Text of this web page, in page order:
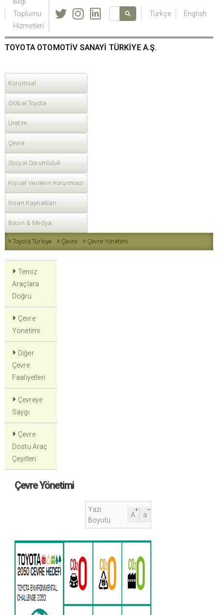
Toplumu
Hizmetleri
Türkçe English
TOYOTA OTOMOTİV SANAYİ TÜRKİYE A.Ş.
Kurumsal
Global Toyota
Üretim
Çevre
Sosyal Sorumluluk
Kişisel Verilerin Korunması
İnsan Kaynakları
Basın & Medya
Çevre Yönetimi
Çevre
Toyota Türkiye
Temiz
Araçlara
Doğru
Çevre
Yönetimi
Diğer
Çevre
Faaliyetleri
Çevreye
Saygı
Çevre
Dostu Araç
Çeşitleri
Çevre Yönetimi
Yazı
Boyutu
A a